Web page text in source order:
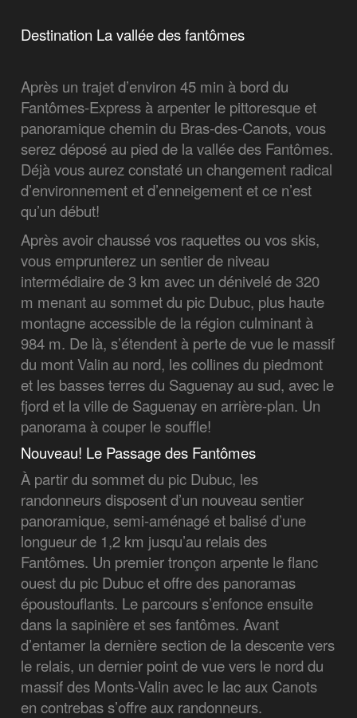
Destination La vallée des fantômes
Après un trajet d’environ 45 min à bord du
Fantômes-Express à arpenter le pittoresque et
panoramique chemin du Bras-des-Canots, vous
serez déposé au pied de la vallée des Fantômes.
Déjà vous aurez constaté un changement radical
d’environnement et d’enneigement et ce n’est
qu’un début!
Après avoir chaussé vos raquettes ou vos skis,
vous emprunterez un sentier de niveau
intermédiaire de 3 km avec un dénivelé de 320
m menant au sommet du pic Dubuc, plus haute
montagne accessible de la région culminant à
984 m. De là, s’étendent à perte de vue le massif
du mont Valin au nord, les collines du piedmont
et les basses terres du Saguenay au sud, avec le
fjord et la ville de Saguenay en arrière-plan. Un
panorama à couper le souffle!
Nouveau! Le Passage des Fantômes
À partir du sommet du pic Dubuc, les
randonneurs disposent d’un nouveau sentier
panoramique, semi-aménagé et balisé d’une
longueur de 1,2 km jusqu’au relais des
Fantômes. Un premier tronçon arpente le flanc
ouest du pic Dubuc et offre des panoramas
époustouflants. Le parcours s’enfonce ensuite
dans la sapinière et ses fantômes. Avant
d’entamer la dernière section de la descente vers
le relais, un dernier point de vue vers le nord du
massif des Monts-Valin avec le lac aux Canots
en contrebas s’offre aux randonneurs.